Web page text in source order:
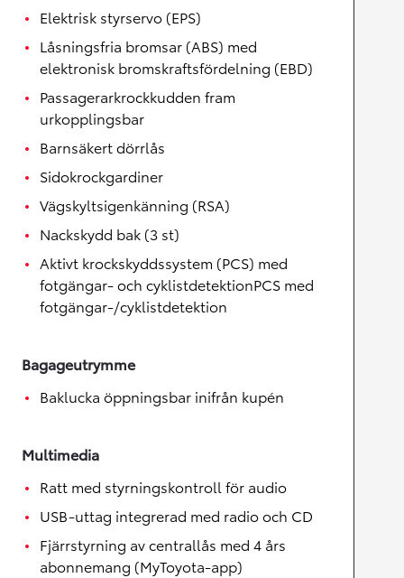
Elektrisk styrservo (EPS)
Låsningsfria bromsar (ABS) med
elektronisk bromskraftsfördelning (EBD)
Passagerarkrockkudden fram
urkopplingsbar
Barnsäkert dörrlås
Sidokrockgardiner
Vägskyltsigenkänning (RSA)
Nackskydd bak (3 st)
Aktivt krockskyddssystem (PCS) med
fotgängar- och cyklistdetektionPCS med
fotgängar-/cyklistdetektion
Bagageutrymme
Baklucka öppningsbar inifrån kupén
Multimedia
Ratt med styrningskontroll för audio
USB-uttag integrerad med radio och CD
Fjärrstyrning av centrallås med 4 års
abonnemang (MyToyota-app)